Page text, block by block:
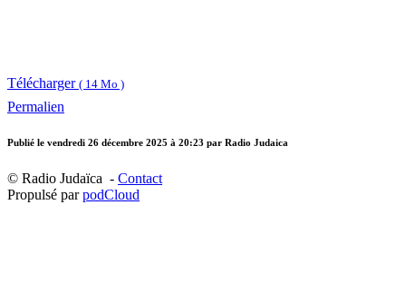
Télécharger ( 14 Mo )
Permalien
Publié le vendredi 26 décembre 2025 à 20:23 par Radio Judaica
© Radio Judaïca - Contact
Propulsé parpodCloud